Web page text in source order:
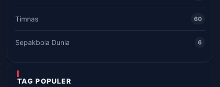
Timnas 60
Sepakbola Dunia 6
TAG POPULER